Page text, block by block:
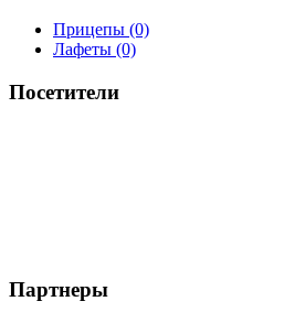
Прицепы (0)
Лафеты (0)
Посетители
Партнеры